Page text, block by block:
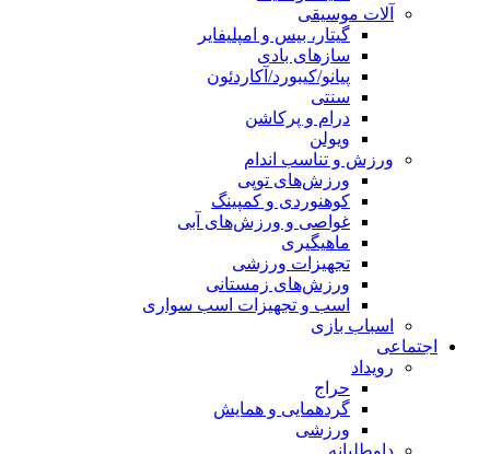
آلات موسیقی
گیتار، بیس و امپلیفایر
سازهای بادی
پیانو/کیبورد/آکاردئون
سنتی
درام و پرکاشن
ویولن
ورزش و تناسب اندام
ورزش‌های توپی
کوهنوردی و کمپینگ
غواصی و ورزش‌های آبی
ماهیگیری
تجهیزات ورزشی
ورزش‌های زمستانی
اسب و تجهیزات اسب سواری
اسباب‌ بازی
اجتماعی
رویداد
حراج
گردهمایی و همایش
ورزشی